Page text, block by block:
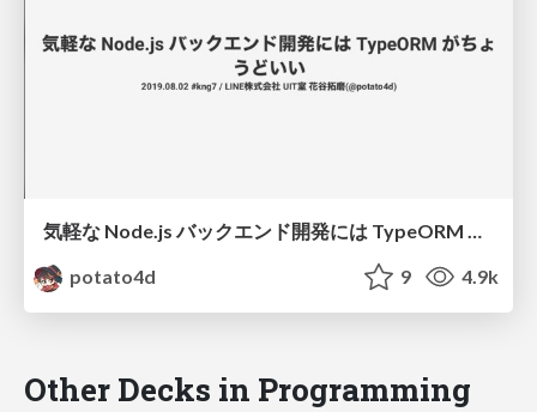
気軽な Node.js バックエンド開発には TypeORM がちょうどいい #kng7 / introduce-typeorm
potato4d
9 4.9k
Other Decks in Programming